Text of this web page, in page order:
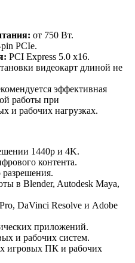
от 750 Вт.
PCIe.
PCI Express 5.0 x16.
видеокарт длиной не
эффективная
работы при
и рабочих нагрузках.
1440p и 4K.
контента.
в Blender, Autodesk Maya,
DaVinci Resolve и Adobe
приложений.
и рабочих систем.
игровых ПК и рабочих